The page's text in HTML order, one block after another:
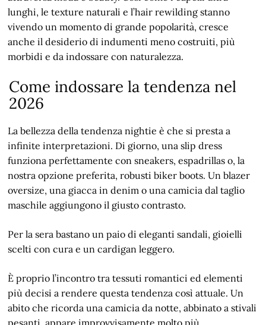
lunghi, le texture naturali e l’hair rewilding stanno
vivendo un momento di grande popolarità, cresce
anche il desiderio di indumenti meno costruiti, più
morbidi e da indossare con naturalezza.
Come indossare la tendenza nel
2026
La bellezza della tendenza nightie è che si presta a
infinite interpretazioni. Di giorno, una slip dress
funziona perfettamente con sneakers, espadrillas o, la
nostra opzione preferita, robusti biker boots. Un blazer
oversize, una giacca in denim o una camicia dal taglio
maschile aggiungono il giusto contrasto.
Per la sera bastano un paio di eleganti sandali, gioielli
scelti con cura e un cardigan leggero.
È proprio l’incontro tra tessuti romantici ed elementi
più decisi a rendere questa tendenza così attuale. Un
abito che ricorda una camicia da notte, abbinato a stivali